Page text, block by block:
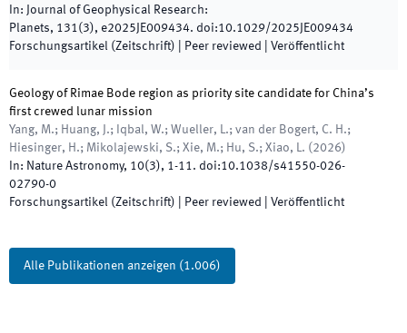
In: Journal of Geophysical Research:
Planets, 131(3), e2025JE009434. doi:10.1029/2025JE009434
Forschungsartikel (Zeitschrift) | Peer reviewed Veröffentlicht
Geology of Rimae Bode region as priority site candidate for China’s
first crewed lunar mission
Yang, M.; Huang, J.; Iqbal, W.; Wueller, L.; van der Bogert, C. H.;
Hiesinger, H.; Mikolajewski, S.; Xie, M.; Hu, S.; Xiao, L. ( 2026)
In: Nature Astronomy, 10(3), 1-11. doi:10.1038/s41550-026-
02790-0
Forschungsartikel (Zeitschrift) | Peer reviewed Veröffentlicht
Alle Publikationen anzeigen (1.006)